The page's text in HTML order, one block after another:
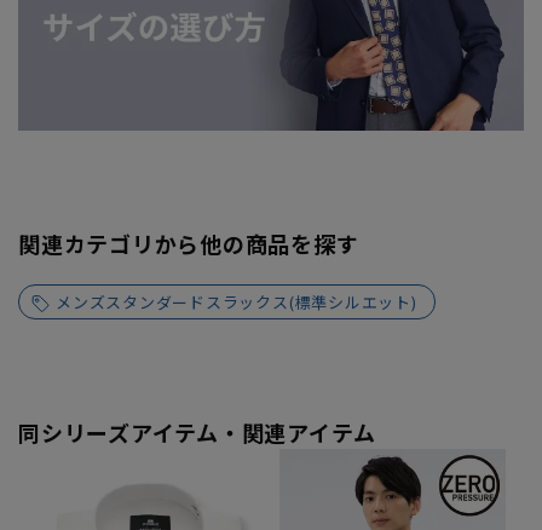
関連カテゴリから他の商品を探す
メンズスタンダードスラックス(標準シルエット)
同シリーズアイテム・関連アイテム